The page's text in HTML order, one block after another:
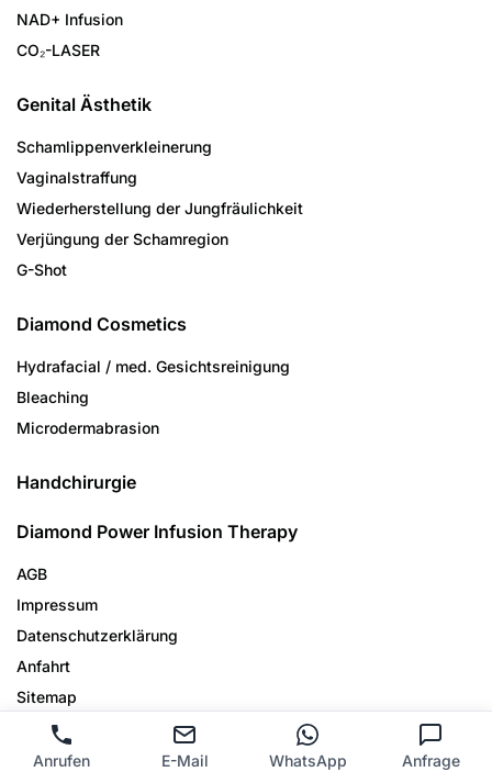
NAD+ Infusion
CO₂-LASER
Genital Ästhetik
Schamlippenverkleinerung
Vaginalstraffung
Wiederherstellung der Jungfräulichkeit
Verjüngung der Schamregion
G-Shot
Diamond Cosmetics
Hydrafacial / med. Gesichtsreinigung
Bleaching
Microdermabrasion
Handchirurgie
Diamond Power Infusion Therapy
AGB
Impressum
Datenschutzerklärung
Anfahrt
Sitemap
Anrufen E-Mail WhatsApp Anfrage